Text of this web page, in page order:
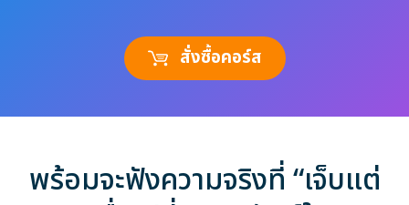
สั่งซื้อคอร์ส
พร้อมจะฟังความจริงที่ “เจ็บแต่